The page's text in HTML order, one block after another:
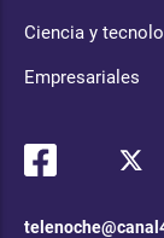
Ciencia y
Empresariales